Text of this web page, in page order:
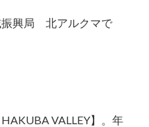
振興局 北アルクマで
VALLEY】。年